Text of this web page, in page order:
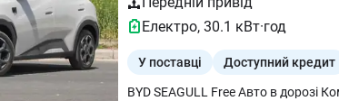
Електро, 30.1 кВт·год
У поставці Доступний кредит